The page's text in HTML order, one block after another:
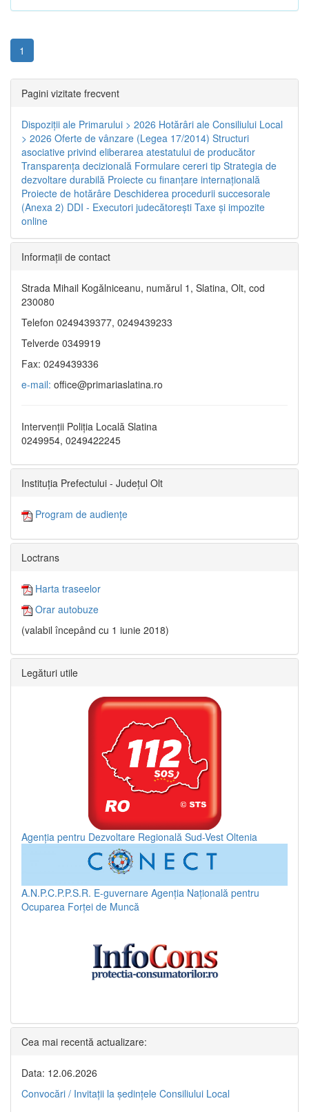
1
Pagini vizitate frecvent
Dispoziţii ale Primarului > 2026 Hotărâri ale Consiliului Local
> 2026 Oferte de vânzare (Legea 17/2014) Structuri
asociative privind eliberarea atestatului de producător
Transparenţa decizională Formulare cereri tip Strategia de
dezvoltare durabilă Proiecte cu finanţare internaţională
Proiecte de hotărâre Deschiderea procedurii succesorale
(Anexa 2) DDI - Executori judecătorești Taxe şi impozite
online
Informaţii de contact
Strada Mihail Kogălniceanu, numărul 1, Slatina, Olt, cod
230080
Telefon 0249439377, 0249439233
Telverde 0349919
Fax: 0249439336
e-mail: office@primariaslatina.ro
Intervenții Poliția Locală Slatina
0249954, 0249422245
Instituția Prefectului - Județul Olt
Program de audiențe
Loctrans
Harta traseelor
Orar autobuze
(valabil începând cu 1 iunie 2018)
Legături utile
Agenția pentru Dezvoltare Regională Sud-Vest Oltenia
A.N.P.C.P.P.S.R. E-guvernare Agenția Națională pentru
Ocuparea Forței de Muncă
Cea mai recentă actualizare:
Data: 12.06.2026
Convocări / Invitaţii la şedinţele Consiliului Local